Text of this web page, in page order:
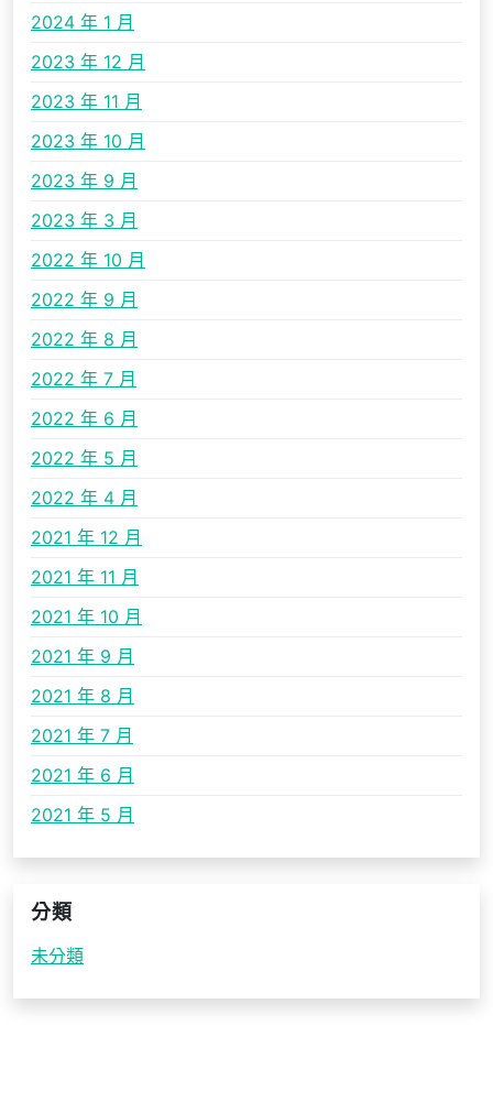
2024 年 1 月
2023 年 12 月
2023 年 11 月
2023 年 10 月
2023 年 9 月
2023 年 3 月
2022 年 10 月
2022 年 9 月
2022 年 8 月
2022 年 7 月
2022 年 6 月
2022 年 5 月
2022 年 4 月
2021 年 12 月
2021 年 11 月
2021 年 10 月
2021 年 9 月
2021 年 8 月
2021 年 7 月
2021 年 6 月
2021 年 5 月
分類
未分類